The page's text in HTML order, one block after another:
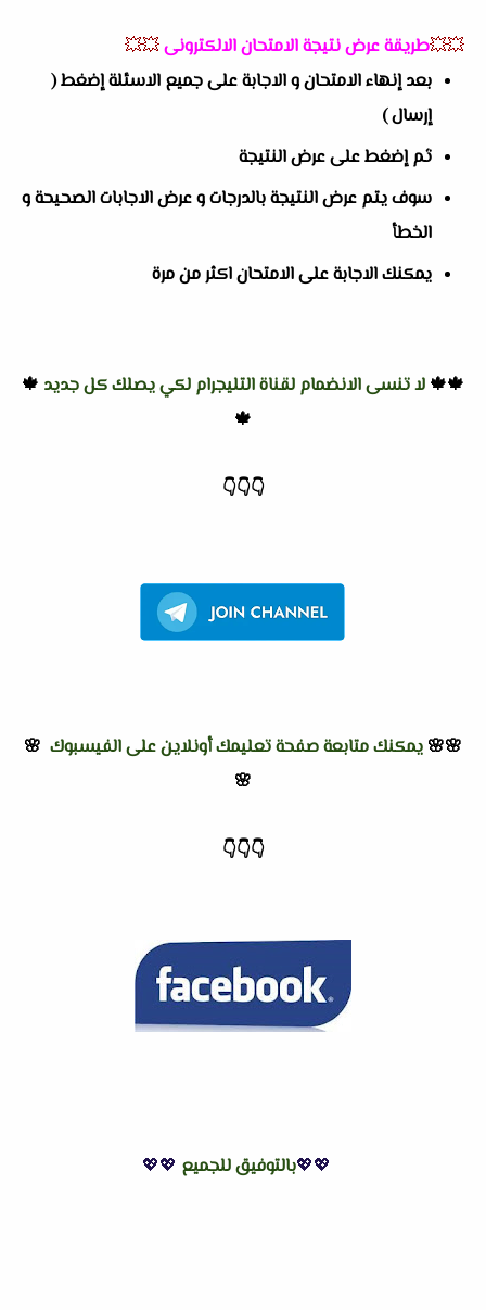
💥💥طريقة عرض نتيجة الامتحان الالكترونى💥💥
بعد إنهاء الامتحان و الاجابة على جميع الاسئلة إضغط (
إرسال )
ثم إضغط على عرض النتيجة
سوف يتم عرض النتيجة بالدرجات و عرض الاجابات الصحيحة و
الخطأ
يمكنك الاجابة على الامتحان اكثر من مرة
🍁🍁 لا تنسى الانضمام لقناة التليجرام لكي يصلك كل جديد 🍁
🍁
👇
👇
👇
🌸🌸 يمكنك متابعة صفحة تعليمك أونلاين على الفيسبوك 🌸
🌸
👇
👇
👇
💖💖بالتوفيق للجميع 💖💖